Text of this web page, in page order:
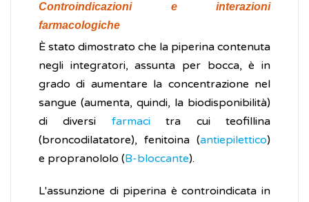
Controindicazioni e interazioni
farmacologiche
È stato dimostrato che la piperina contenuta
negli integratori, assunta per bocca, è in
grado di aumentare la concentrazione nel
sangue (aumenta, quindi, la biodisponibilità)
di diversi farmacitra cui teofillina
(broncodilatatore), fenitoina (antiepilettico)
e propranololo (B-bloccante).
L'assunzione di piperina è controindicata in